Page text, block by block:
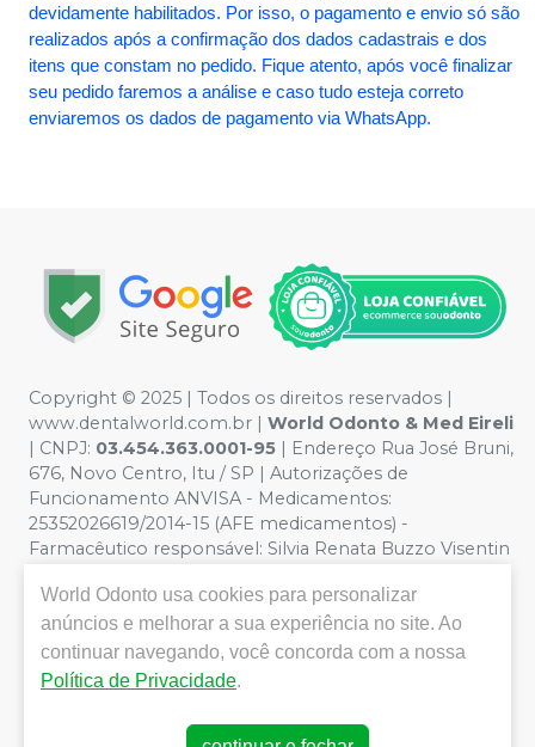
devidamente habilitados. Por isso, o pagamento e envio só são
realizados após a confirmação dos dados cadastrais e dos
itens que constam no pedido. Fique atento, após você finalizar
seu pedido faremos a análise e caso tudo esteja correto
enviaremos os dados de pagamento via WhatsApp.
Copyright © 2025 | Todos os direitos reservados |
www.dentalworld.com.br | World Odonto & Med Eireli
| CNPJ: 03.454.363.0001-95 | Endereço Rua José Bruni,
676, Novo Centro, Itu / SP | Autorizações de
Funcionamento ANVISA - Medicamentos:
25352026619/2014-15 (AFE medicamentos) -
Farmacêutico responsável: Silvia Renata Buzzo Visentin
Segurança - Fotos meramente ilustrativas - Os preços e
condições da loja virtual estão sujeitos a alterações. Em
caso de divergência de preços no site, o valor válido é o
do Carrinho de Compra. Não vendemos por atacado,
compras de grandes volumes pelo site.
World Odonto usa cookies para personalizar
anúncios e melhorar a sua experiência no site. Ao
continuar navegando, você concorda com a nossa
Política de Privacidade.